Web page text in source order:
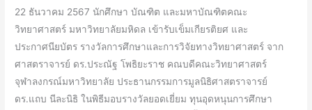
22 ธันวาคม 2567 นักศึกษา บัณฑิต และมหาบัณฑิตคณะ
วิทยาศาสตร์ มหาวิทยาลัยมหิดล เข้ารับเข็มเกียรติยศ และ
ประกาศนียบัตร รางวัลการศึกษาและการวิจัยทางวิทยาศาสตร์ จาก
ศาสตราจารย์ ดร.ประณัฐ โพธิยะราช คณบดีคณะวิทยาศาสตร์
จุฬาลงกรณ์มหาวิทยาลัย ประธานกรรมการมูลนิธิศาสตราจารย์
ดร.แถบ นีละนิธิ ในพิธีมอบรางวัลยอดเยี่ยม ทุนอุดหนุนการศึกษา
และ
การ
วิจัย
ทาง
วิทยาศาสตร์
มูลนิธิ